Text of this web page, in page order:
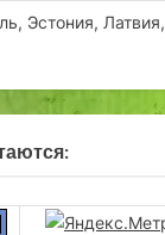
Эстония, Латвия,